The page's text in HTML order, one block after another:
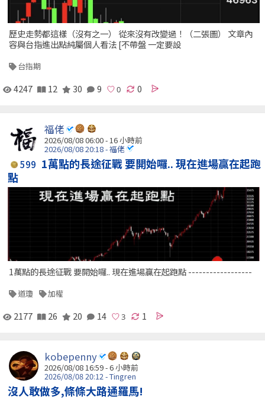
歷史走勢都這樣（沒有之一） 從來沒有改變過！（二張圖） 文章內
容與台指進出點純屬個人看法 [不帶盤 一定要設
台指期
4247 12 30 9 0
福佬
2026/08/08 06:00 -16 小時前
2026/08/08 20:18 - 福佬
599 1萬點的長途征戰 要開始囉.. 現在進場贏在起跑
點
1萬點的長途征戰 要開始囉.. 現在進場贏在起跑點 ------------------
道瓊 加權
2177 26 20 14 1
kobepenny
2026/08/08 16:59 -6 小時前
2026/08/08 20:12 - Tingren
沒人敢做多,條條大路通羅馬!